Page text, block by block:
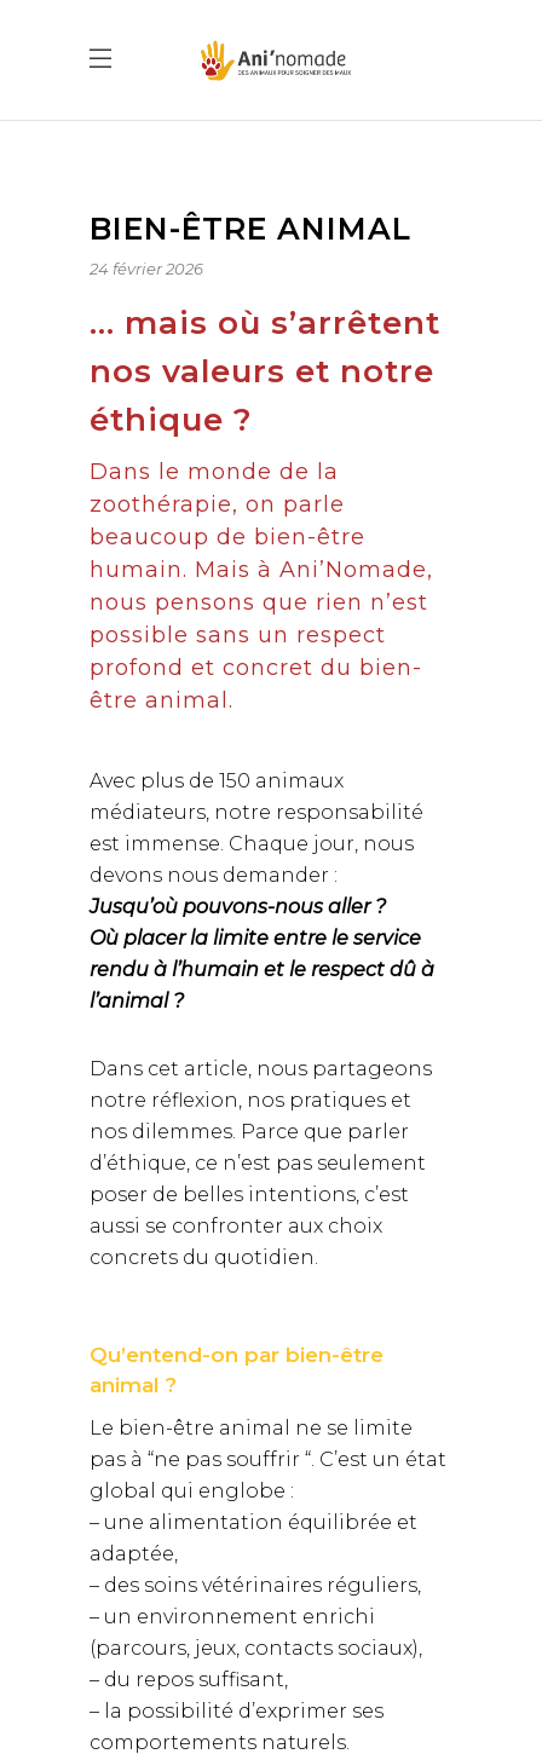
BIEN-ÊTRE ANIMAL
24 février 2026
… mais où s’arrêtent
nos valeurs et notre
éthique ?
Dans le monde de la
zoothérapie, on parle
beaucoup de bien-être
humain. Mais à Ani’Nomade,
nous pensons que rien n’est
possible sans un respect
profond et concret du bien-
être animal.
Avec plus de 150 animaux
médiateurs, notre responsabilité
est immense. Chaque jour, nous
devons nous demander :
Jusqu’où pouvons-nous aller ?
Où placer la limite entre le service
rendu à l’humain et le respect dû à
l’animal ?
Dans cet article, nous partageons
notre réflexion, nos pratiques et
nos dilemmes. Parce que parler
d’éthique, ce n’est pas seulement
poser de belles intentions, c’est
aussi se confronter aux choix
concrets du quotidien.
Qu’entend-on par bien-être
animal ?
Le bien-être animal ne se limite
pas à “ne pas souffrir “. C’est un état
global qui englobe :
– une alimentation équilibrée et
adaptée,
– des soins vétérinaires réguliers,
– un environnement enrichi
(parcours, jeux, contacts sociaux),
– du repos suffisant,
– la possibilité d’exprimer ses
comportements naturels.